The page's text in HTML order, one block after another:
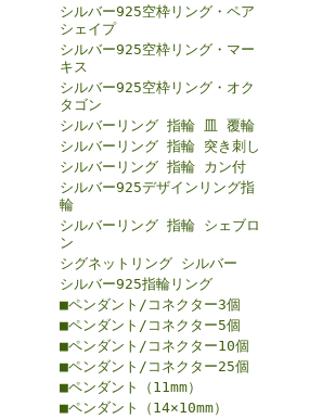
シルバー925空枠リング・ペア
シェイプ
シルバー925空枠リング・マー
キス
シルバー925空枠リング・オク
タゴン
シルバーリング 指輪 皿 覆輪
シルバーリング 指輪 突き刺し
シルバーリング 指輪 カン付
シルバー925デザインリング指
輪
シルバーリング 指輪 シェブロ
ン
シグネットリング シルバー
シルバー925指輪リング
■ペンダント/コネクター3個
■ペンダント/コネクター5個
■ペンダント/コネクター10個
■ペンダント/コネクター25個
■ペンダント（11mm）
■ペンダント（14×10mm）